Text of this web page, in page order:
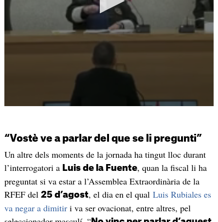
“Vostè ve a parlar del que se li pregunti”
Un altre dels moments de la jornada ha tingut lloc durant
l’interrogatori a Luis de la Fuente, quan la fiscal li ha
preguntat si va estar a l’Assemblea Extraordinària de la
RFEF del 25 d’agost, el dia en el qual Luis Rubiales es
va negar a dimitiri va ser ovacionat, entre altres, pel